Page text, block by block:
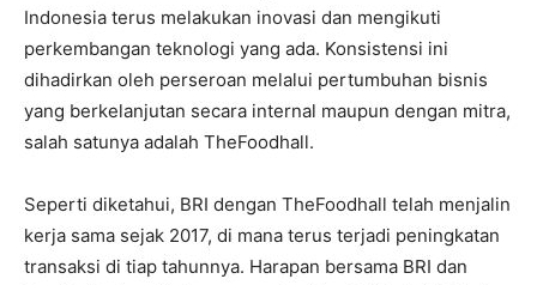
Indonesia terus melakukan inovasi dan mengikuti
perkembangan teknologi yang ada. Konsistensi ini
dihadirkan oleh perseroan melalui pertumbuhan bisnis
yang berkelanjutan secara internal maupun dengan mitra,
salah satunya adalah TheFoodhall.
Seperti diketahui, BRI dengan TheFoodhall telah menjalin
kerja sama sejak 2017, di mana terus terjadi peningkatan
transaksi di tiap tahunnya. Harapan bersama BRI dan